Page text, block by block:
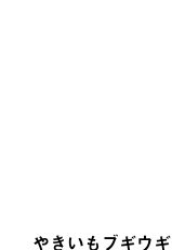
やきいもブギウギ